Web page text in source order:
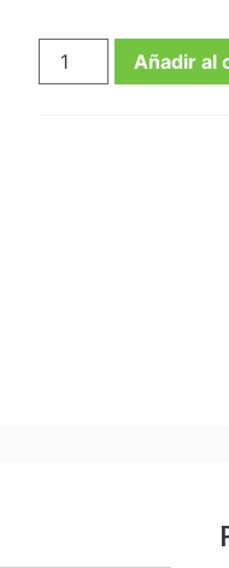
Añadir al